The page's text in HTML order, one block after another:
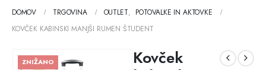
DOMOV TRGOVINA OUTLET, POTOVALKE IN AKTOVKE
KOVČEK KABINSKI MANJŠI RUMEN ŠTUDENT
ZNIŽANO
Kovček